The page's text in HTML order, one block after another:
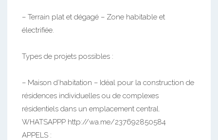
– Terrain plat et dégagé – Zone habitable et
électrifiée.
Types de projets possibles :
– Maison d’habitation – Idéal pour la construction de
résidences individuelles ou de complexes
résidentiels dans un emplacement central.
WHATSAPPP http://wa.me/237692850584
APPELS :